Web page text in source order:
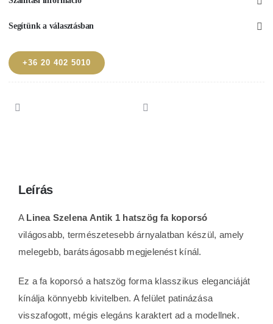
Segítünk a választásban
+36 20 402 5010
Leírás
A Linea Szelena Antik 1 hatszög fa koporsó
világosabb, természetesebb árnyalatban készül, amely
melegebb, barátságosabb megjelenést kínál.
Ez a fa koporsó a hatszög forma klasszikus eleganciáját
kínálja könnyebb kivitelben. A felület patinázása
visszafogott, mégis elegáns karaktert ad a modellnek.